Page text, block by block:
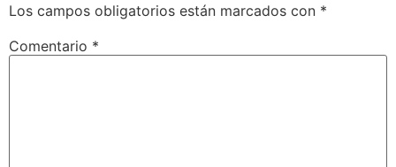
Los campos obligatorios están marcados con *
Comentario *